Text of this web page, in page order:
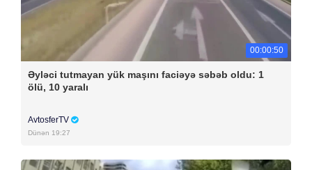
00:00:50
Əyləci tutmayan yük maşını faciəyə səbəb oldu: 1
ölü, 10 yaralı
AvtosferTV
Dünən 19:27